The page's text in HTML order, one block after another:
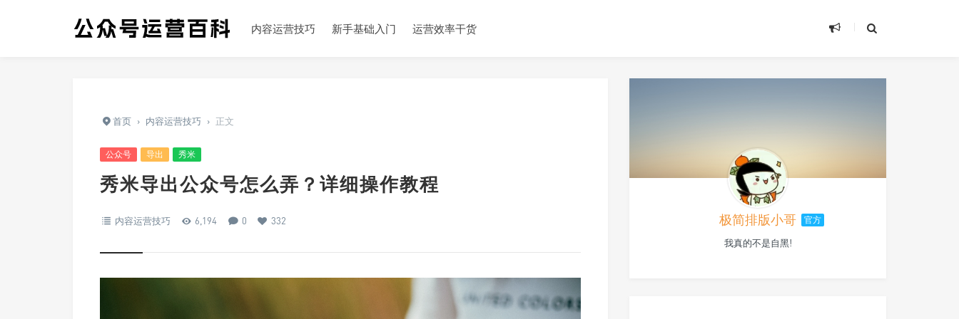
内容运营技巧 新手基础入门 运营效率干货
首页 › 内容运营技巧 › 正文
公众号 导出 秀米
秀米导出公众号怎么弄？详细操作教程
内容运营技巧 6,194 0 332 极简排版小哥 官方
我真的不是自黑!